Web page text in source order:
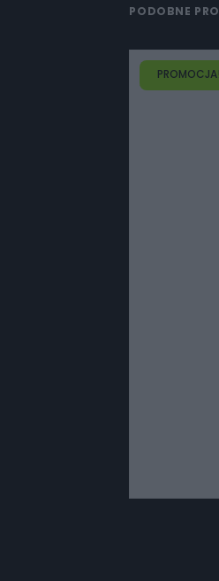
PODOBNE
PROMOCJA!